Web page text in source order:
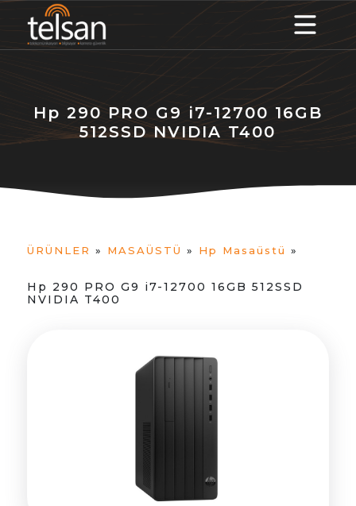
Hp 290 PRO G9 i7-12700 16GB
512SSD NVIDIA T400
ÜRÜNLER » MASAÜSTÜ » Hp Masaüstü »
Hp 290 PRO G9 i7-12700 16GB 512SSD
NVIDIA T400